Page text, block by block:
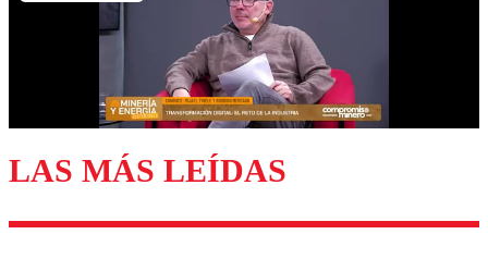
Enviar comentario
LAS MÁS LEÍDAS